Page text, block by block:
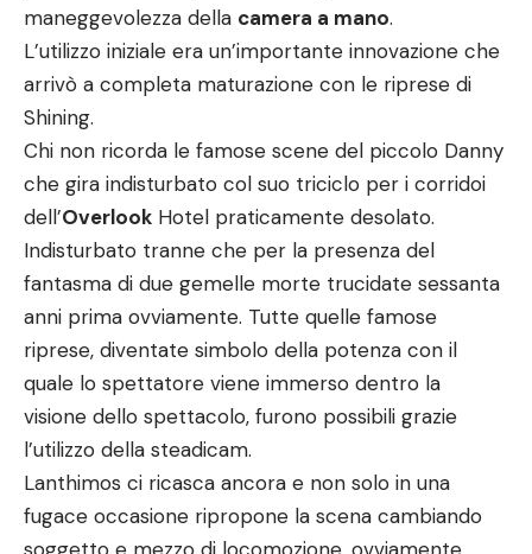
maneggevolezza della camera a mano.
L’utilizzo iniziale era un’importante innovazione che
arrivò a completa maturazione con le riprese di
Shining.
Chi non ricorda le famose scene del piccolo Danny
che gira indisturbato col suo triciclo per i corridoi
dell’Overlook Hotel praticamente desolato.
Indisturbato tranne che per la presenza del
fantasma di due gemelle morte trucidate sessanta
anni prima ovviamente. Tutte quelle famose
riprese, diventate simbolo della potenza con il
quale lo spettatore viene immerso dentro la
visione dello spettacolo, furono possibili grazie
l’utilizzo della steadicam.
Lanthimos ci ricasca ancora e non solo in una
fugace occasione ripropone la scena cambiando